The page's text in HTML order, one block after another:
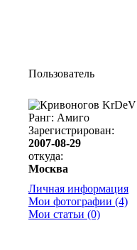
Пользователь
KrDeV
Ранг: Амиго
Зарегистрирован:
2007-08-29
откуда:
Москва
Личная информация
Мои фотографии (4)
Мои статьи (0)